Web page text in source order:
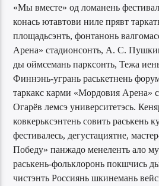
«Мы вместе» од ломанень
конась ютавтови ниле прявт
площадьсэнть, фонтанонь
Арена» стадионсонть, А. С.
ды оймсемань парксонть, Тежа
Финнэнь-угрань раськетнень
таркакс карми «Мордовия Арена»
Огарёв лемсэ университетэсь.
ковкерьксэнтень совить раськень
фестивалесь, дегустациятне,
Победу» панжадо менеленть ало
раськень-фольклоронь покшчись
чистэнть Россиянь шкинемань